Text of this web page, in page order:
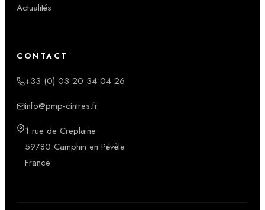
Actualités
CONTACT
+33 (0) 03 20 34 04 26
info@pmp-cintres.fr
1 rue de Creplaine
59780 Camphin en Pévèle
France